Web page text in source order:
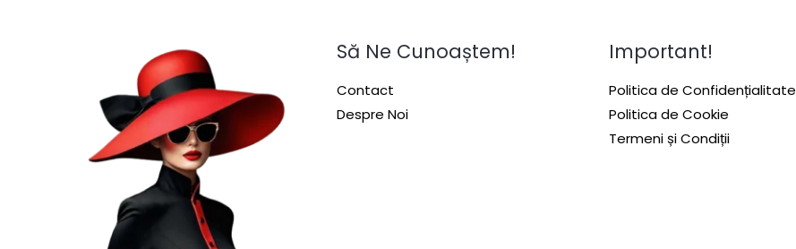
Să Ne Cunoaștem!
Contact
Despre Noi
Important!
Politica de Confidențialitate
Politica de Cookie
Termeni și Condiții